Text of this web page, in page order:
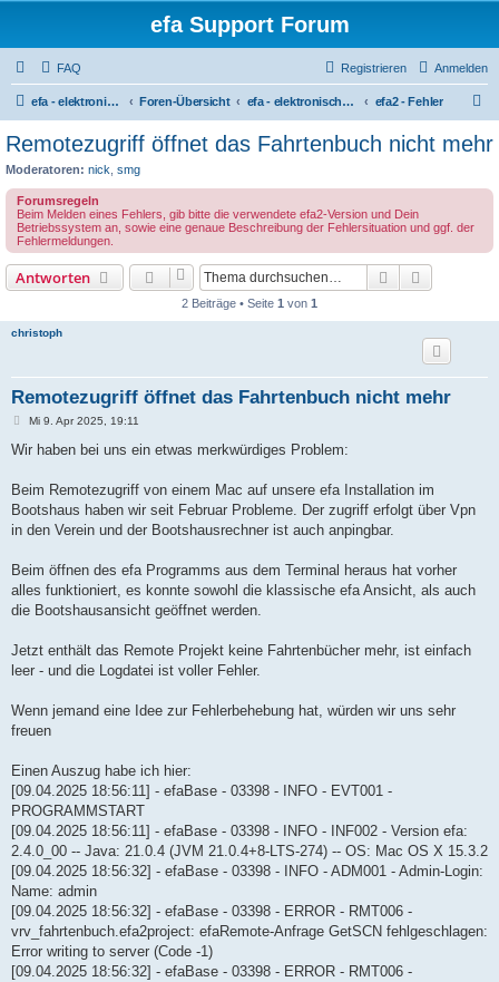
efa Support Forum
FAQ Anmelden
Registrieren
efa - elektronisches Fahrtenbuch Foren-Übersicht efa - elektronisches Fahrtenbuch - Version 2 (Deutsch) efa2 - Fehler
c
Remotezugriff öffnet das Fahrtenbuch nicht mehr
Moderatoren: nick smg
Forumsregeln
Beim Melden eines Fehlers, gib bitte die verwendete efa2-Version und Dein
Betriebssystem an, sowie eine genaue Beschreibung der Fehlersituation und ggf. der
Fehlermeldungen.
Antworten Suche
2 Beiträge • Seite 1 von 1
christoph
Remotezugriff öffnet das Fahrtenbuch nicht mehr
B
i
a
Mi 9. Apr 2025, 19:11
Wir haben bei uns ein etwas merkwürdiges Problem:
Beim Remotezugriff von einem Mac auf unsere efa Installation im
Bootshaus haben wir seit Februar Probleme. Der zugriff erfolgt über Vpn
in den Verein und der Bootshausrechner ist auch anpingbar.
Beim öffnen des efa Programms aus dem Terminal heraus hat vorher
alles funktioniert, es konnte sowohl die klassische efa Ansicht, als auch
die Bootshausansicht geöffnet werden.
Jetzt enthält das Remote Projekt keine Fahrtenbücher mehr, ist einfach
leer - und die Logdatei ist voller Fehler.
Wenn jemand eine Idee zur Fehlerbehebung hat, würden wir uns sehr
freuen
Einen Auszug habe ich hier:
[09.04.2025 18:56:11] - efaBase - 03398 - INFO - EVT001 -
PROGRAMMSTART
[09.04.2025 18:56:11] - efaBase - 03398 - INFO - INF002 - Version efa:
2.4.0_00 -- Java: 21.0.4 (JVM 21.0.4+8-LTS-274) -- OS: Mac OS X 15.3.2
[09.04.2025 18:56:32] - efaBase - 03398 - INFO - ADM001 - Admin-Login:
Name: admin
[09.04.2025 18:56:32] - efaBase - 03398 - ERROR - RMT006 -
vrv_fahrtenbuch.efa2project: efaRemote-Anfrage GetSCN fehlgeschlagen:
Error writing to server (Code -1)
[09.04.2025 18:56:32] - efaBase - 03398 - ERROR - RMT006 -